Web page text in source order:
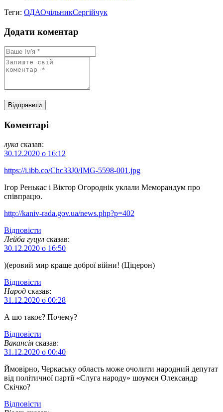
Теги: ОДАОчільникСергійчук
Додати коментар
Коментарі
лука сказав:
30.12.2020 о 16:12
https://i.ibb.co/Chc33J0/IMG-5598-001.jpg
Ігор Ренькас і Віктор Огороднік уклали Меморандум про
співпрацю.
http://kaniv-rada.gov.ua/news.php?p=402
Відповіcти
Лейба гуцул сказав:
30.12.2020 о 16:50
)(еровий мир краще доброї війни! (Ціцерон)
Відповіcти
Народ сказав:
31.12.2020 о 00:28
А шо такоє? Почему?
Відповіcти
Вакансія сказав:
31.12.2020 о 00:40
Ймовірно, Черкаську область може очолити народний депутат
від політичної партії «Слуга народу» шоумєн Олександр
Скічко?
Відповіcти